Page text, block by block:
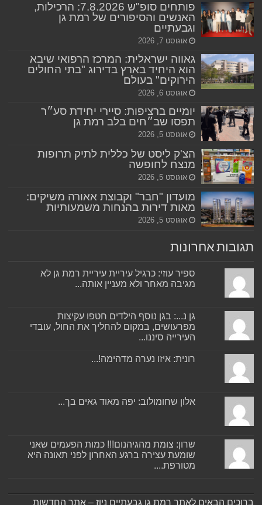
פותחים סופ"ש 7.8.2026: הרכילות,
האנשים והסיפורים של רמת גן
וגבעתיים
אוגוסט 7, 2026
גאווה ישראלית: המרכז הרפואי שיבא
הוא היחיד בארץ בדירוג "בתי החולים
הירוקים" בעולם
אוגוסט 6, 2026
יומיים ברציפות: סיירי יחידת סע״ר
תפסו שב״חים בלב רמת גן
אוגוסט 5, 2026
הצ'ק ליסט של כללית לתיק תרופות
מנצח לחופשה
אוגוסט 5, 2026
מועדון "חבר" וקבוצת אאורה משיקים:
מאות דירות בהנחות משמעותיות
אוגוסט 5, 2026
תגובות אחרונות
ספיר עוזי: כרגיל עיריית עיריית רמת גן לא
מגיבה מאחר ולא מעניין אותה...
גן נ...: בגן נוסף הילדים חטפו עקיצות
מפרעושים, במקום להחליך את החול, עובדי
העירייה סיננו...
רונית: איזו נערה מדהימה!...
אלון שחומולוב: יפה מאוד גאים בך...
שרון: צומת מהגיהנום!!! כמות הפעמים שאני
שומעת עצירה ברגע האחרון לפני תאונה היא
מטורפת....
ברוכים הבאים לאתר רמת גן גבעתיים ניוז – אתר החדשות